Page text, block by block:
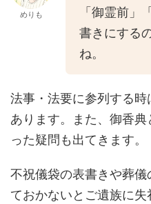
めりも
「御霊前」
書きにする
ね。
法事・法要に参列する
あります。また、御香
った疑問も出てきます。
不祝儀袋の表書きや葬
ておかないとご遺族に